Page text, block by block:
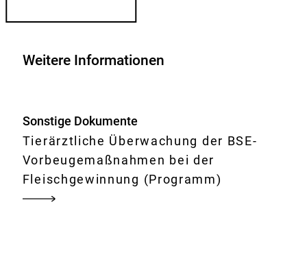
Weitere Informationen
Sonstige Dokumente
Tierärztliche Überwachung der BSE-
Vorbeugemaßnahmen bei der
Fleischgewinnung (Programm)